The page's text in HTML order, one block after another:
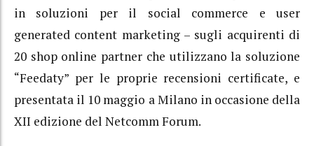
in soluzioni per il social commerce e user
generated content marketing – sugli acquirenti di
20 shop online partner che utilizzano la soluzione
“Feedaty” per le proprie recensioni certificate, e
presentata il 10 maggio a Milano in occasione della
XII edizione del Netcomm Forum.